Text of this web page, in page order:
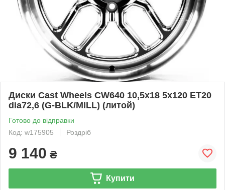
Диски Cast Wheels CW640 10,5x18 5x120 ET20
dia72,6 (G-BLK/MILL) (литой)
Готово до відправки
Код: w175905
Роздріб
9 140 ₴
Купити